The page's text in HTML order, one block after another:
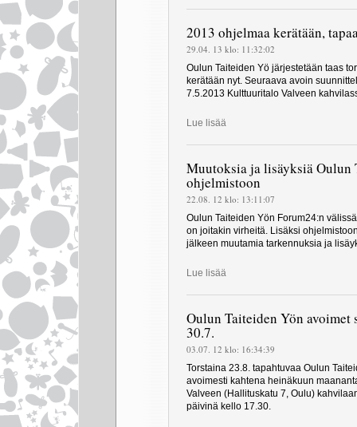
2013 ohjelmaa kerätään,
29.04. 13 klo: 11:32:02
Oulun Taiteiden Yö järjestetään taas
kerätään nyt. Seuraava avoin
7.5.2013 Kulttuuritalo Valveen
Lue lisää
Muutoksia ja lisäyksiä Oulun
ohjelmistoon
22.08. 12 klo: 13:11:07
Oulun Taiteiden Yön Forum24:n
on joitakin virheitä. Lisäksi
jälkeen muutamia tarkennuksia ja
Lue lisää
Oulun Taiteiden Yön
30.7.
03.07. 12 klo: 16:34:39
Torstaina 23.8. tapahtuvaa Oulun
avoimesti kahtena heinäkuun
Valveen (Hallituskatu 7, Oulu)
päivinä kello 17.30.